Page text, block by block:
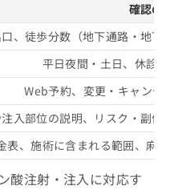
確認の
、徒歩分数（地下通路・地
平日夜間・土日、休診
Web予約、変更・キャンセ
入部位の説明、リスク・副
表、施術に含まれる範囲、麻
酸注射・注入に対応す